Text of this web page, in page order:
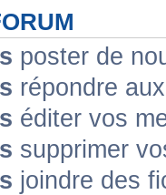
poster de
répondre
éditer vos
supprimer
joindre des